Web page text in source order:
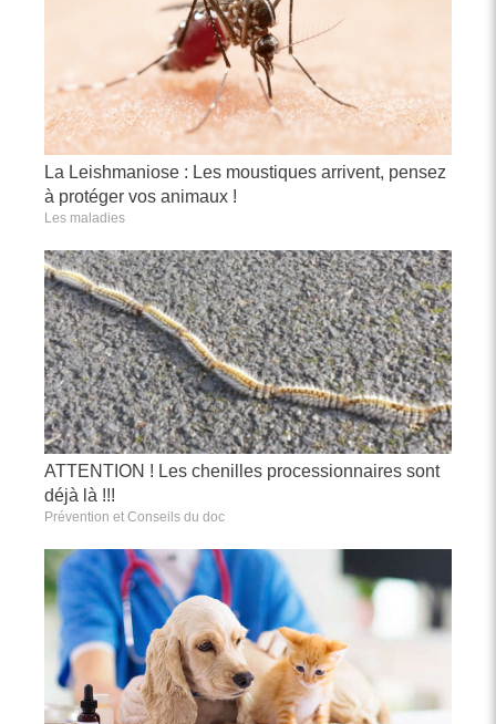
La Leishmaniose : Les moustiques arrivent, pensez
à protéger vos animaux !
Les maladies
ATTENTION ! Les chenilles processionnaires sont
déjà là !!!
Prévention et Conseils du doc